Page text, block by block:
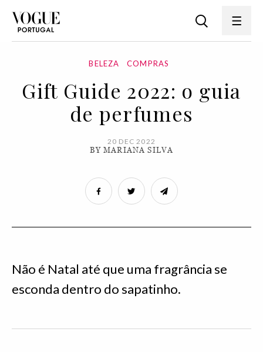
BELEZA COMPRAS
Gift Guide 2022: o guia
de perfumes
20 DEC 2022
BY MARIANA SILVA
Não é Natal até que uma fragrância se
esconda dentro do sapatinho.